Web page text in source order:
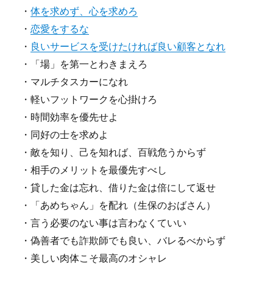
・体を求めず、心を求めろ
・恋愛をするな
・ 良いサービスを受けたければ良い顧客となれ
・「場」を第一とわきまえろ
・マルチタスカーになれ
・軽いフットワークを心掛けろ
・時間効率を優先せよ
・同好の士を求めよ
・敵を知り、己を知れば、百戦危うからず
・相手のメリットを最優先すべし
・貸した金は忘れ、借りた金は倍にして返せ
・「あめちゃん」を配れ（生保のおばさん）
・言う必要のない事は言わなくていい
・偽善者でも詐欺師でも良い、バレるべからず
・美しい肉体こそ最高のオシャレ